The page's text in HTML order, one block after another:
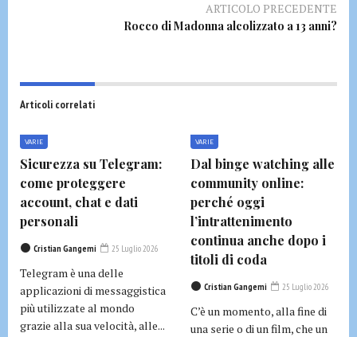
ARTICOLO PRECEDENTE
Rocco di Madonna alcolizzato a 13 anni?
Articoli correlati
VARIE
Sicurezza su Telegram:
come proteggere
account, chat e dati
personali
Cristian Gangemi 25 Luglio 2026
Telegram è una delle
applicazioni di messaggistica
più utilizzate al mondo
grazie alla sua velocità, alle...
VARIE
Dal binge watching alle
community online:
perché oggi
l’intrattenimento
continua anche dopo i
titoli di coda
Cristian Gangemi 25 Luglio 2026
C’è un momento, alla fine di
una serie o di un film, che un